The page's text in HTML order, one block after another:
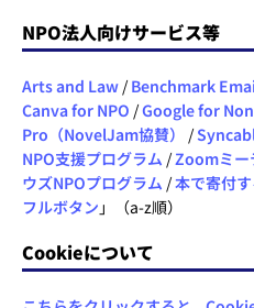
NPO法人向けサービス等
Arts and Law / Benchmark
Canva for NPO /Google for
Pro（NovelJam協賛）
/
NPO支援プログラム /Zoomミー
ウズNPOプログラム /本で寄付
フルボタン 」（a-z順）
Cookieについて